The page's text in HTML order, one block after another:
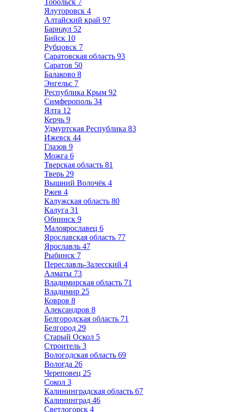
Тобольск 7
Ялуторовск 4
Алтайский край 97
Барнаул 52
Бийск 10
Рубцовск 7
Саратовская область 93
Саратов 50
Балаково 8
Энгельс 7
Республика Крым 92
Симферополь 34
Ялта 12
Керчь 9
Удмуртская Республика 83
Ижевск 44
Глазов 9
Можга 6
Тверская область 81
Тверь 29
Вышний Волочёк 4
Ржев 4
Калужская область 80
Калуга 31
Обнинск 9
Малоярославец 6
Ярославская область 77
Ярославль 47
Рыбинск 7
Переславль-Залесский 4
Алматы 73
Владимирская область 71
Владимир 25
Ковров 8
Александров 8
Белгородская область 71
Белгород 29
Старый Оскол 5
Строитель 3
Вологодская область 69
Вологда 26
Череповец 25
Сокол 3
Калининградская область 67
Калининград 46
Светлогорск 4